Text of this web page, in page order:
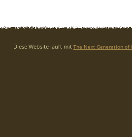
Diese Website läuft mit The Next Generation of